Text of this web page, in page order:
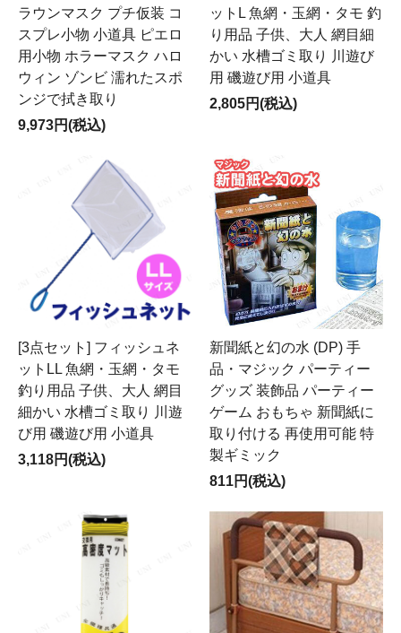
ラウンマスク プチ仮装 コ
スプレ小物 小道具 ピエロ
用小物 ホラーマスク ハロ
ウィン ゾンビ 濡れたスポ
ンジで拭き取り
9,973円(税込)
ットL 魚網・玉網・タモ 釣
り用品 子供、大人 網目細
かい 水槽ゴミ取り 川遊び
用 磯遊び用 小道具
2,805円(税込)
[3点セット] フィッシュネ
ットLL 魚網・玉網・タモ
釣り用品 子供、大人 網目
細かい 水槽ゴミ取り 川遊
び用 磯遊び用 小道具
3,118円(税込)
新聞紙と幻の水 (DP) 手
品・マジック パーティー
グッズ 装飾品 パーティー
ゲーム おもちゃ 新聞紙に
取り付ける 再使用可能 特
製ギミック
811円(税込)